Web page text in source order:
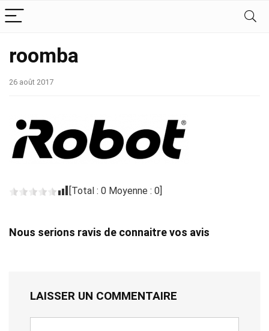
roomba
26 août 2017
[Total : 0 Moyenne : 0]
Nous serions ravis de connaitre vos avis
LAISSER UN COMMENTAIRE